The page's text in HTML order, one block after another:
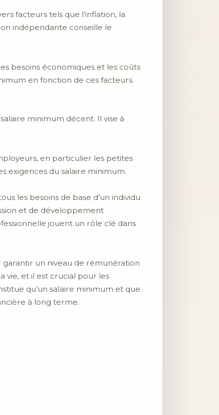
facteurs tels que l’inflation, la
indépendante conseille le
besoins économiques et les coûts
en fonction de ces facteurs.
minimum décent. Il vise à
en particulier les petites
exigences du salaire minimum.
les besoins de base d’un individu
et de développement
jouent un rôle clé dans
un niveau de rémunération
vie, et il est crucial pour les
qu’un salaire minimum et que
à long terme.